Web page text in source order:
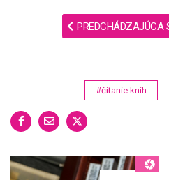
PREDCHÁDZAJÚCA
#čítanie kníh